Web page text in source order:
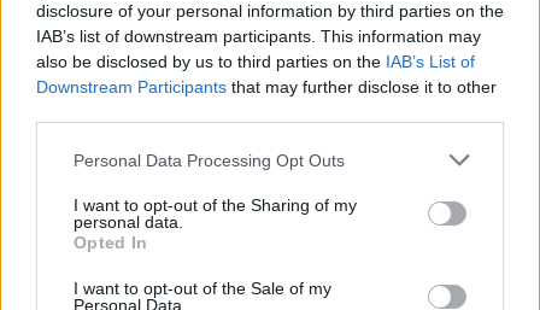
disclosure of your personal information by third parties on the
IAB’s list of downstream participants. This information may
also be disclosed by us to third parties on the IAB’s List of
Downstream Participants that may further disclose it to other
Please note that this website/app uses one or more Google
not limited to your visit or usage behaviour. You may click to
grant or deny consent to Google and its third-party tags to
use your data for below specified purposes in below Google
consent section.
Personal Data Processing Opt Outs
I want to opt-out of the Sharing of my
personal data.
Opted In
I want to opt-out of the Sale of my
Personal Data.